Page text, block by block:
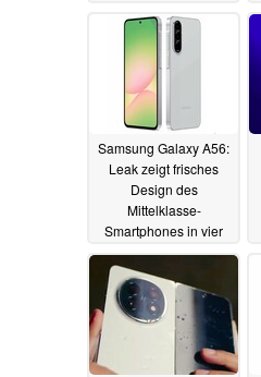
Samsung Galaxy A56:
Leak zeigt frisches
Design des
Mittelklasse-
Smartphones in vier
Farben12.02.2025